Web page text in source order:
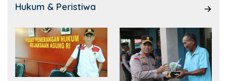
Hukum & Peristiwa